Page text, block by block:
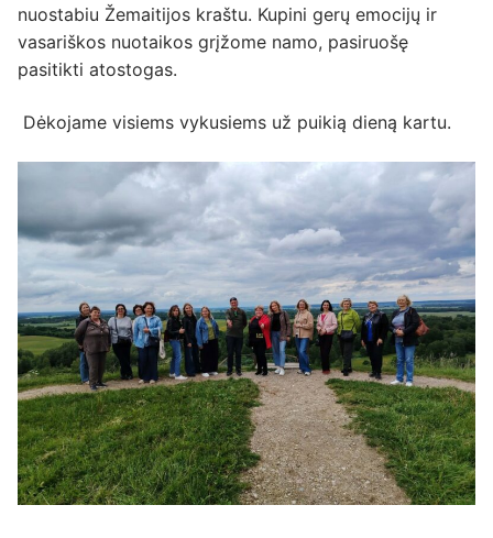
nuostabiu Žemaitijos kraštu. Kupini gerų emocijų ir
vasariškos nuotaikos grįžome namo, pasiruošę
pasitikti atostogas.
Dėkojame visiems vykusiems už puikią dieną kartu.